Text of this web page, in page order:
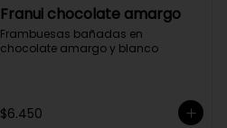
Franui chocolate amargo
Frambuesas bañadas en
chocolate amargo y blanco
$6.450